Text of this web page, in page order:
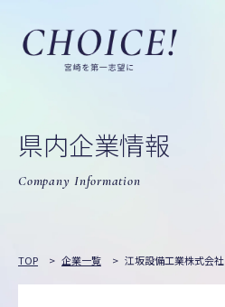
県内企業情報
Company Information
TOP > 企業一覧 > 江坂設備工業株式会社